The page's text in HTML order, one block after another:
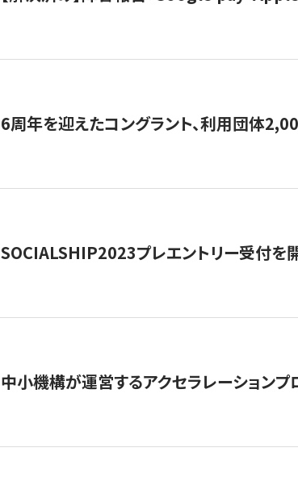
6周年を迎えたコングラント、利用団体
SOCIALSHIP2023プレエントリー受付を
中小機構が運営するアクセラレーションプ